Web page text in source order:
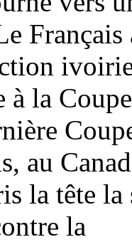
à la
au
la tête
la